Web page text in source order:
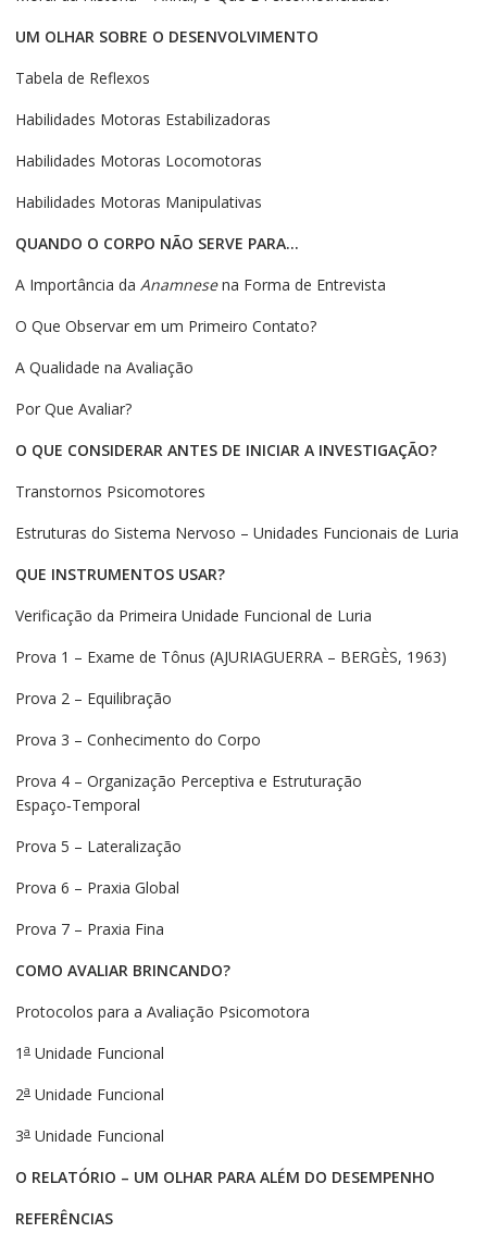
UM OLHAR SOBRE O DESENVOLVIMENTO
Tabela de Reflexos
Habilidades Motoras Estabilizadoras
Habilidades Motoras Locomotoras
Habilidades Motoras Manipulativas
QUANDO O CORPO NÃO SERVE PARA…
A Importância da Anamnesena Forma de Entrevista
O Que Observar em um Primeiro Contato?
A Qualidade na Avaliação
Por Que Avaliar?
O QUE CONSIDERAR ANTES DE INICIAR A INVESTIGAÇÃO?
Transtornos Psicomotores
Estruturas do Sistema Nervoso – Unidades Funcionais de Luria
QUE INSTRUMENTOS USAR?
Verificação da Primeira Unidade Funcional de Luria
Prova 1 – Exame de Tônus (AJURIAGUERRA – BERGÈS, 1963)
Prova 2 – Equilibração
Prova 3 – Conhecimento do Corpo
Prova 4 – Organização Perceptiva e Estruturação
Espaço‑Temporal
Prova 5 – Lateralização
Prova 6 – Praxia Global
Prova 7 – Praxia Fina
COMO AVALIAR BRINCANDO?
Protocolos para a Avaliação Psicomotora
1 aUnidade Funcional
2aUnidade Funcional
3aUnidade Funcional
O RELATÓRIO – UM OLHAR PARA ALÉM DO DESEMPENHO
REFERÊNCIAS